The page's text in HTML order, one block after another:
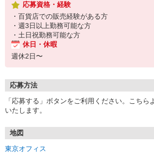
応募資格・経験
・百貨店での販売経験がある方
・週3日以上勤務可能な方
・土日祝勤務可能な方
休日・休暇
週休2日〜
応募方法
「応募する」ボタンをご利用ください。こちら
いたします。
地図
東京オフィス